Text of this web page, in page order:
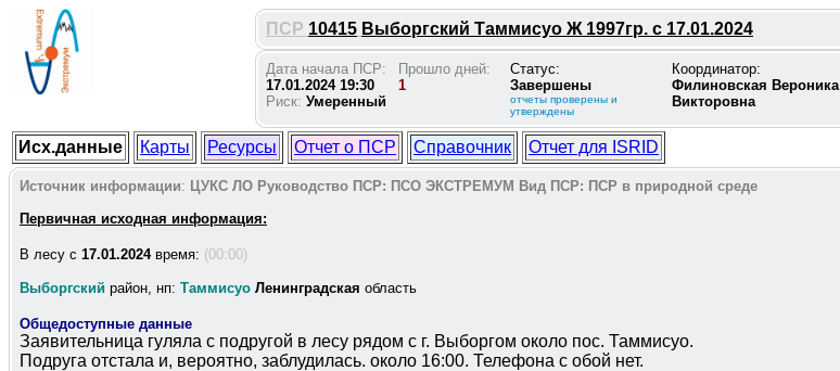
ПСР 10415 Выборгский Таммисуо Ж 1997гр. с 17.01.2024
Дата начала ПСР:
17.01.2024 19:30
Риск: Умеренный
Прошло дней:
1
Статус:
Завершены
отчеты проверены и
утверждены
Координатор:
Филиновская Вероника
Викторовна
Исх.данные Карты Ресурсы Отчет о ПСР Справочник Отчет для ISRID
Источник информации: ЦУКС ЛО Руководство ПСР: ПСО ЭКСТРЕМУМ Вид ПСР: ПСР в природной среде
Первичная исходная информация:
В лесу c 17.01.2024время: (00:00)
Выборгский район, нп: Таммисуо Ленинградская область
Общедоступные данные
Заявительница гуляла с подругой в лесу рядом с г. Выборгом около пос. Таммисуо.
Подруга отстала и, вероятно, заблудилась. около 16:00. Телефона с обой нет.